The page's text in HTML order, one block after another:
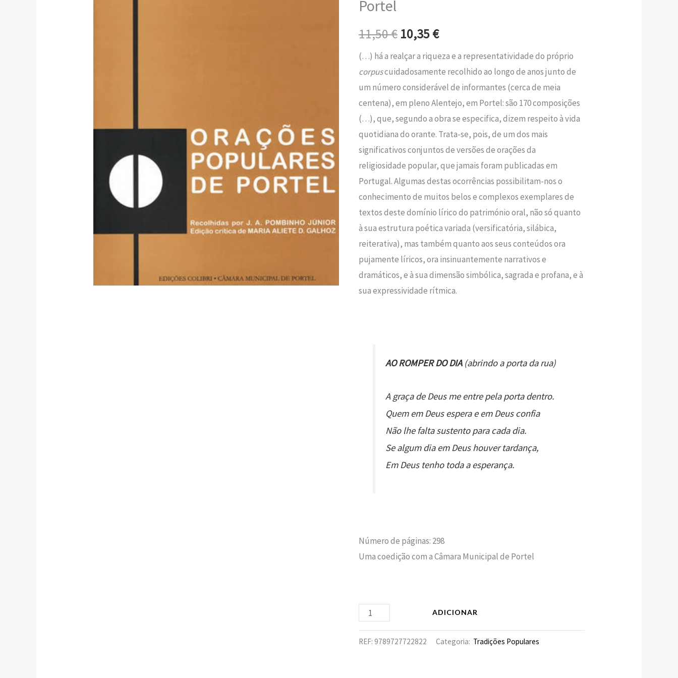
Portel
11,50€ 11,50 €.
10,35€10,35 €.
(…) há a realçar a riqueza e a representatividade do próprio
corpuscuidadosamente recolhido ao longo de anos junto de
um número considerável de informantes (cerca de meia
centena), em pleno Alentejo, em Portel: são 170 composições
(…), que, segundo a obra se especifica, dizem respeito à vida
quotidiana do orante. Trata-se, pois, de um dos mais
significativos conjuntos de versões de orações da
religiosidade popular, que jamais foram publicadas em
Portugal. Algumas destas ocorrências possibilitam-nos o
conhecimento de muitos belos e complexos exemplares de
textos deste domínio lírico do património oral, não só quanto
à sua estrutura poética variada (versificatória, silábica,
reiterativa), mas também quanto aos seus conteúdos ora
pujamente líricos, ora insinuantemente narrativos e
dramáticos, e à sua dimensão simbólica, sagrada e profana, e à
sua expressividade rítmica.
AO ROMPER DO DIA(abrindo a porta da rua)
A graça de Deus me entre pela porta dentro.
Quem em Deus espera e em Deus confia
Não lhe falta sustento para cada dia.
Se algum dia em Deus houver tardança,
Em Deus tenho toda a esperança.
Número de páginas: 298
Uma coedição com a Câmara Municipal de Portel
em
ADICIONAR
REF: 9789727722822 Categoria: Tradições Populares